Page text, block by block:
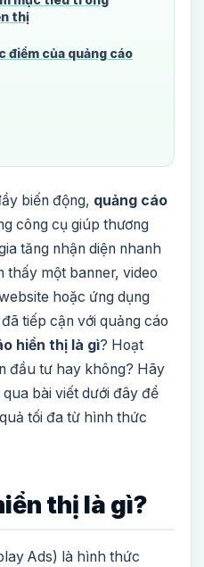
thị
điểm của quảng cáo
biến động, quảng cáo
công cụ giúp thương
tăng nhận diện nhanh
thấy một banner, video
hoặc ứng dụng
tiếp cận với quảng cáo
hiển thị là gì? Hoạt
đầu tư hay không? Hãy
bài viết dưới đây để
tối đa từ hình thức
thị là gì?
Ads) là hình thức